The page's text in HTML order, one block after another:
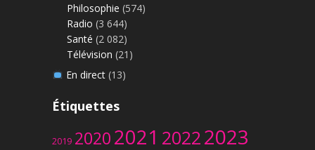
Philosophie (574)
Radio (3 644)
Santé (2 082)
Télévision (21)
En direct(13)
Étiquettes
2019 20202021 20222023